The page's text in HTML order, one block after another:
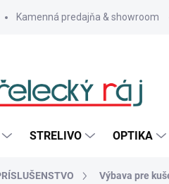
Kamenná predajňa & showroom
STRELIVO OPTIKA
Výbava pre